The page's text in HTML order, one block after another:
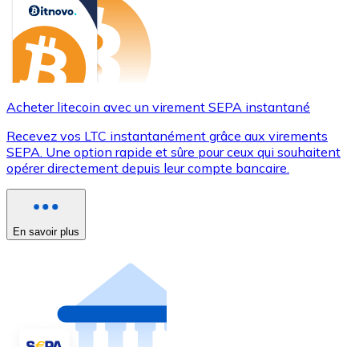
Acheter litecoin avec un virement SEPA instantané
Recevez vos LTC instantanément grâce aux virements
SEPA. Une option rapide et sûre pour ceux qui souhaitent
opérer directement depuis leur compte bancaire.
En savoir plus